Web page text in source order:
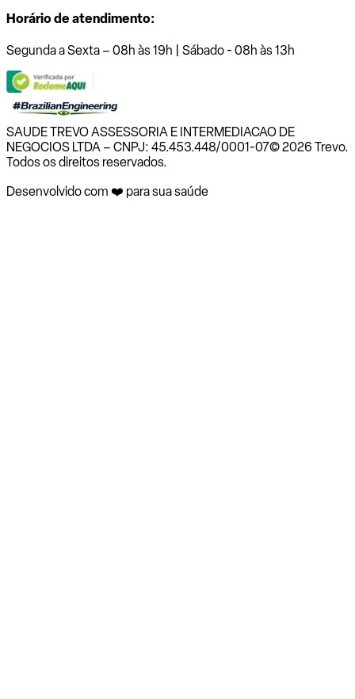
Horário de atendimento:
Segunda a Sexta – 08h às 19h | Sábado - 08h às 13h
SAUDE TREVO ASSESSORIA E INTERMEDIACAO DE
NEGOCIOS LTDA – CNPJ: 45.453.448/0001-07© 2026 Trevo.
Todos os direitos reservados.
Desenvolvido com ❤️ para sua saúde